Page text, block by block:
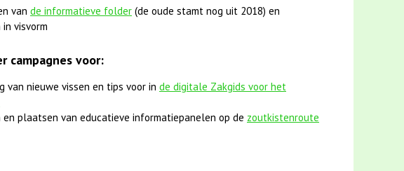
van de informatieve folder (de oude stamt nog uit 2018) en
visvorm
campagnes voor:
van nieuwe vissen en tips voor in de digitale Zakgids voor het
plaatsen van educatieve informatiepanelen op de zoutkistenroute